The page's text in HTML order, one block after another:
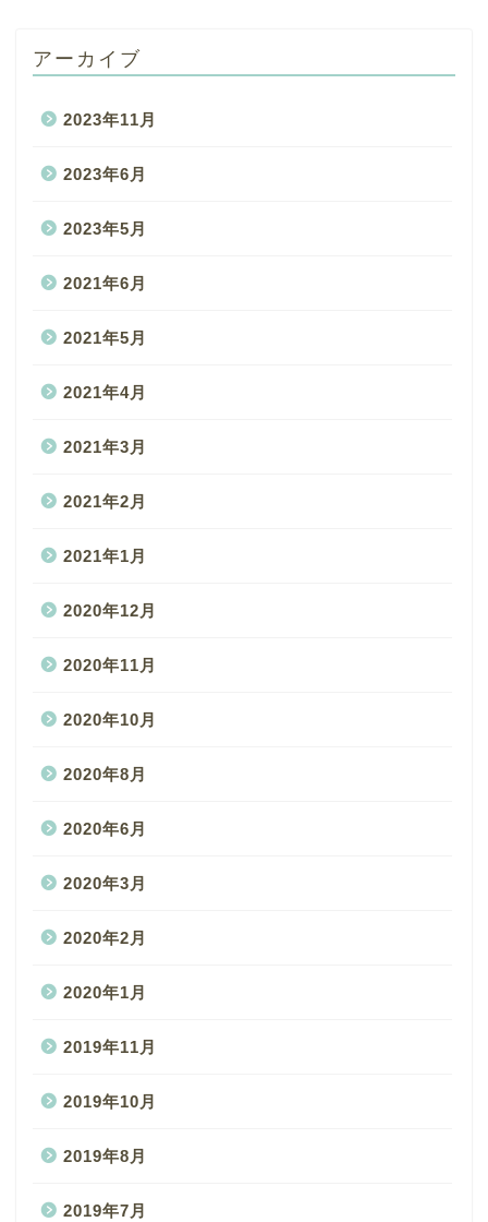
アーカイブ
2023年11月
2023年6月
2023年5月
2021年6月
2021年5月
2021年4月
2021年3月
2021年2月
2021年1月
2020年12月
2020年11月
2020年10月
2020年8月
2020年6月
2020年3月
2020年2月
2020年1月
2019年11月
2019年10月
2019年8月
2019年7月